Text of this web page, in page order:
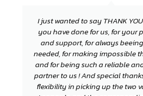
I just wanted to say THANK
you have done for us, for your
and support, for always
needed, for making impossible
and for being such a reliable
partner to us ! And special
flexibility in picking up the two